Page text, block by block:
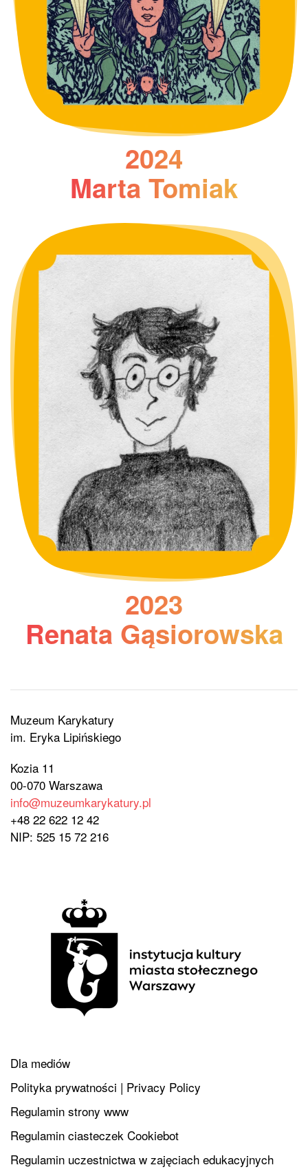
2024
Marta Tomiak
2023
Renata Gąsiorowska
Muzeum Karykatury
im. Eryka Lipińskiego
Kozia 11
00-070 Warszawa
info@muzeumkarykatury.pl
+48 22 622 12 42
NIP: 525 15 72 216
Dla mediów
Polityka prywatności | Privacy Policy
Regulamin strony www
Regulamin ciasteczek Cookiebot
Regulamin uczestnictwa w zajęciach edukacyjnych